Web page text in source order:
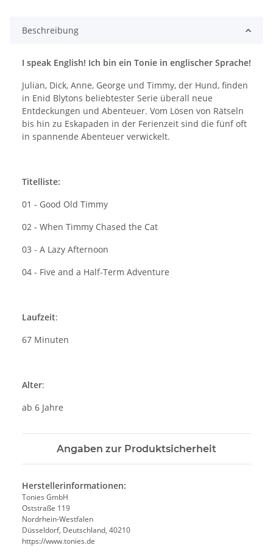
Beschreibung
I speak English! Ich bin ein Tonie in englischer Sprache!
Julian, Dick, Anne, George und Timmy, der Hund, finden
in Enid Blytons beliebtester Serie überall neue
Entdeckungen und Abenteuer. Vom Lösen von Rätseln
bis hin zu Eskapaden in der Ferienzeit sind die fünf oft
in spannende Abenteuer verwickelt.
Titelliste:
01 - Good Old Timmy
02 - When Timmy Chased the Cat
03 - A Lazy Afternoon
04 - Five and a Half-Term Adventure
Laufzeit:
67 Minuten
Alter:
ab 6 Jahre
Angaben zur Produktsicherheit
Herstellerinformationen:
Tonies GmbH
Oststraße 119
Nordrhein-Westfalen
Düsseldorf, Deutschland, 40210
https://www.tonies.de